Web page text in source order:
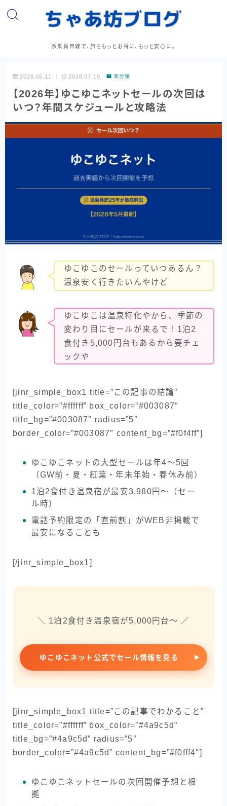
添乗員目線で、旅をもっとお得に、もっと安心に。
2026.05.11 2026.07.10 未分類
【2026年】ゆこゆこネットセールの次回は
いつ？年間スケジュールと攻略法
ゆこゆこのセールっていつあるん？
温泉安く行きたいんやけど
ゆこゆこは温泉特化やから、季節の
変わり目にセールが来るで！1泊2
食付き5,000円台もあるから要チェ
ックや
[jinr_simple_box1 title=”この記事の結論”
title_color=”#ffffff” box_color=”#003087″
title_bg=”#003087″ radius=”5″
border_color=”#003087″ content_bg=”#f0f4ff”]
ゆこゆこネットの大型セールは年4〜5回
（GW前・夏・紅葉・年末年始・春休み前）
1泊2食付き温泉宿が最安3,980円〜（セー
ル時）
電話予約限定の「直前割」がWEB非掲載で
最安になることも
[/jinr_simple_box1]
＼ 1泊2食付き温泉宿が5,000円台〜 ／
ゆこゆこネット公式でセール情報を見る
[jinr_simple_box1 title=”この記事でわかること”
title_color=”#ffffff” box_color=”#4a9c5d”
title_bg=”#4a9c5d” radius=”5″
border_color=”#4a9c5d” content_bg=”#f0fff4″]
ゆこゆこネットセールの次回開催予想と根
拠